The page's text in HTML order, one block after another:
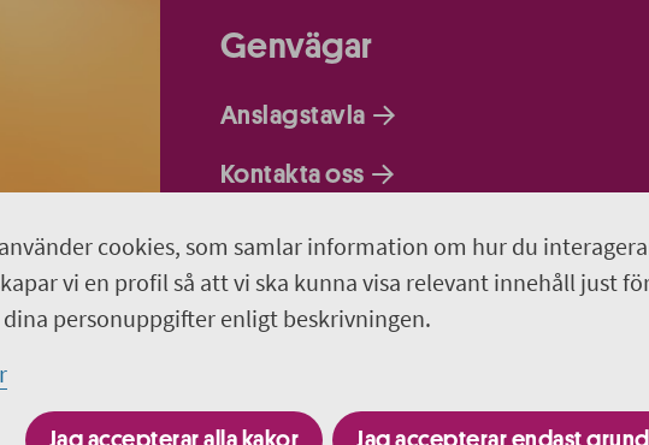
cookies, som samlar information om hur du
vi en profil så att vi ska kunna visa relevant innehåll just
personuppgifter enligt beskrivningen.
Jag accepterar alla kakor Jag accepterar endast
Genvägar
Anslagstavla
Kontakta oss
Om webbplatsen
Så behandlar vi dina personuppgifter